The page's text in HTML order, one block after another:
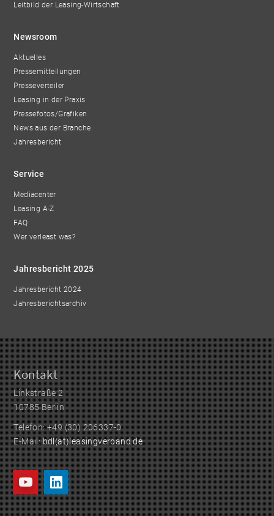
Leitbild der Leasing-Wirtschaft
Newsroom
Aktuelles
Pressemitteilungen
Presseverteiler
Leasing in der Praxis
Pressefotos/Grafiken
News aus der Branche
Jahresbericht
Service
Mediacenter
Leasing A-Z
FAQ
Wer verleast was?
Jahresbericht 2025
Jahresbericht 2024
Jahresberichtsarchiv
Kontakt
Linkstraße 2
10785 Berlin
Telefon: +49 (30) 206337-0
E-Mail:bdl(at)leasingverband.de